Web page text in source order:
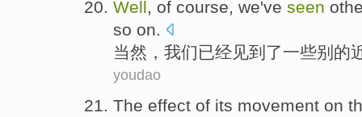
Well, of course, we've seen
so on.
当然 ， 我们已经见到了一些别的
youdao
The effect of its movement on